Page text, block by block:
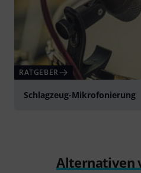
RATGEBER
Schlagzeug-Mikrofonierung
Alternativen